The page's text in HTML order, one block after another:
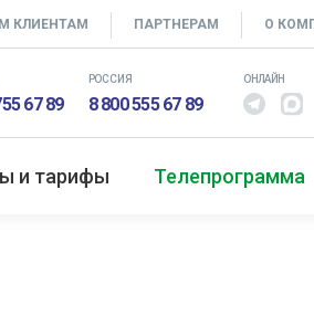
КЛИЕНТАМ ПАРТНЕРАМ О
67 89
РОССИЯ
8 800 555 67 89
ОНЛАЙН
и тарифы Телепрограмма